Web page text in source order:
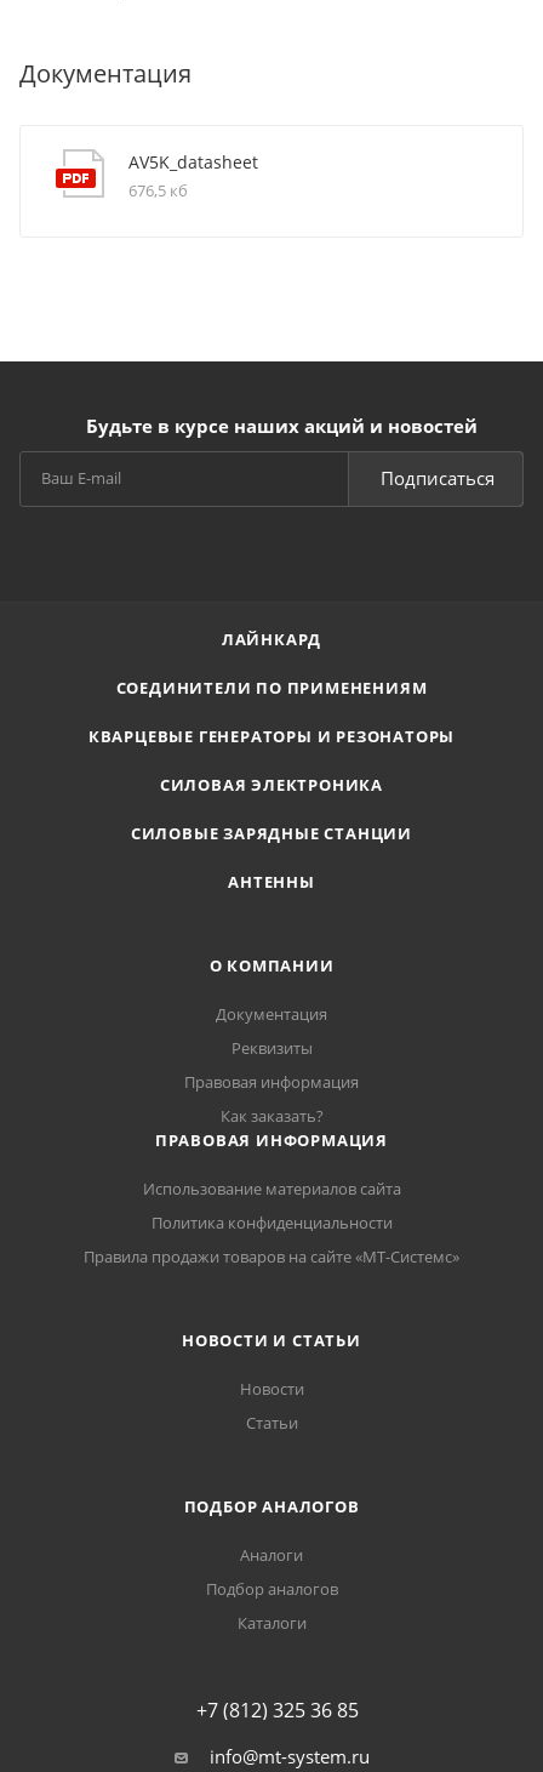
Документация
AV5K_datasheet
676,5 кб
Будьте в курсе наших акций и новостей
Подписаться
ЛАЙНКАРД
СОЕДИНИТЕЛИ ПО ПРИМЕНЕНИЯМ
КВАРЦЕВЫЕ ГЕНЕРАТОРЫ И РЕЗОНАТОРЫ
СИЛОВАЯ ЭЛЕКТРОНИКА
СИЛОВЫЕ ЗАРЯДНЫЕ СТАНЦИИ
АНТЕННЫ
О КОМПАНИИ
Документация
Реквизиты
Правовая информация
Как заказать?
ПРАВОВАЯ ИНФОРМАЦИЯ
Использование материалов сайта
Политика конфиденциальности
Правила продажи товаров на сайте «МТ-Системс»
НОВОСТИ И СТАТЬИ
Новости
Статьи
ПОДБОР АНАЛОГОВ
Аналоги
Подбор аналогов
Каталоги
+7 (812) 325 36 85
info@mt-system.ru